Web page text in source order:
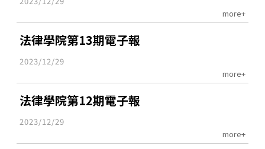
more+
法律學院第13期電子報
2023/12/29
more+
法律學院第12期電子報
2023/12/29
more+